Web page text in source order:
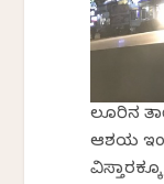
ಲೂರಿನ
ಆಶಯ